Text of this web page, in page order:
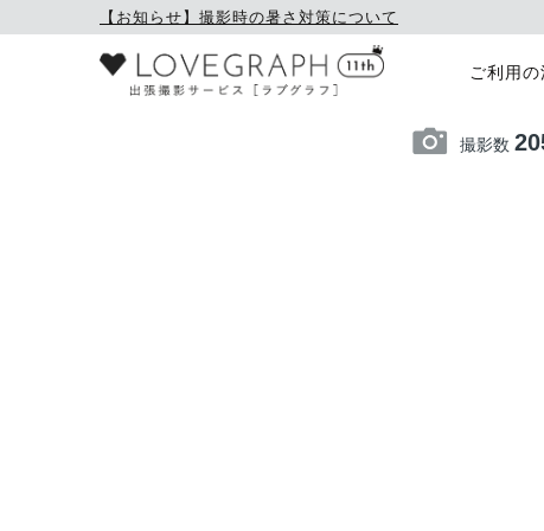
【お知らせ】撮影時の暑さ対策について
ご利用の
撮影数